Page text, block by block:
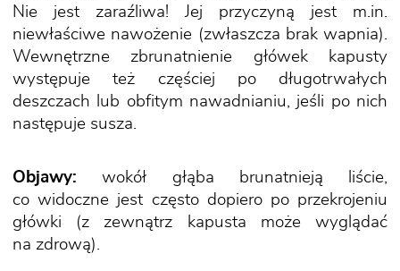
Nie jest zaraźliwa! Jej przyczyną jest m.in.
niewłaściwe nawożenie (zwłaszcza brak wapnia).
Wewnętrzne zbrunatnienie główek kapusty
występuje też częściej po długotrwałych
deszczach lub obfitym nawadnianiu, jeśli po nich
następuje susza.
Objawy: wokół głąba brunatnieją liście,
co widoczne jest często dopiero po przekrojeniu
główki (z zewnątrz kapusta może wyglądać
na zdrową).